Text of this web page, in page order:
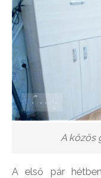
A közös
A első pár